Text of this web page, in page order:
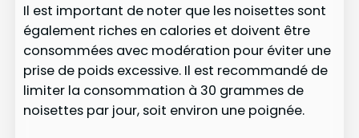
Il est important de noter que les noisettes sont
également riches en calories et doivent être
consommées avec modération pour éviter une
prise de poids excessive. Il est recommandé de
limiter la consommation à 30 grammes de
noisettes par jour, soit environ une poignée.